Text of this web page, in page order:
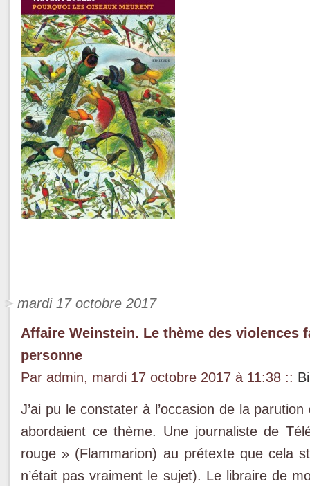
mardi 17 octobre 2017
Affaire Weinstein. Le thème des violences
personne
Par admin, mardi 17 octobre 2017 à 11:38 ::
J’ai pu le constater à l’occasion de la
abordaient ce thème. Une journaliste de
rouge » (Flammarion) au prétexte que cela
n’était pas vraiment le sujet). Le libraire de